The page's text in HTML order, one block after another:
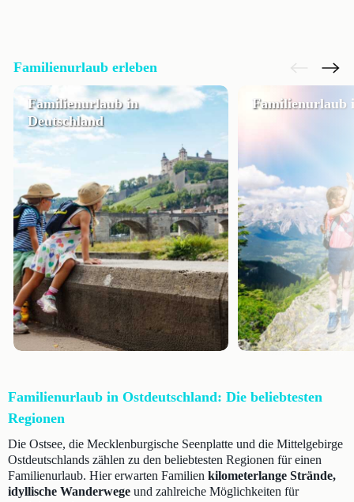
Familienurlaub erleben
Familienurlaub in
Deutschland
Familienurlaub
Familienurlaub in Ostdeutschland: Die beliebtesten
Regionen
Die Ostsee, die Mecklenburgische Seenplatte und die Mittelgebirge
Ostdeutschlands zählen zu den beliebtesten Regionen für einen
Familienurlaub. Hier erwarten Familien kilometerlange Strände,
idyllische Wanderwege und zahlreiche Möglichkeiten für